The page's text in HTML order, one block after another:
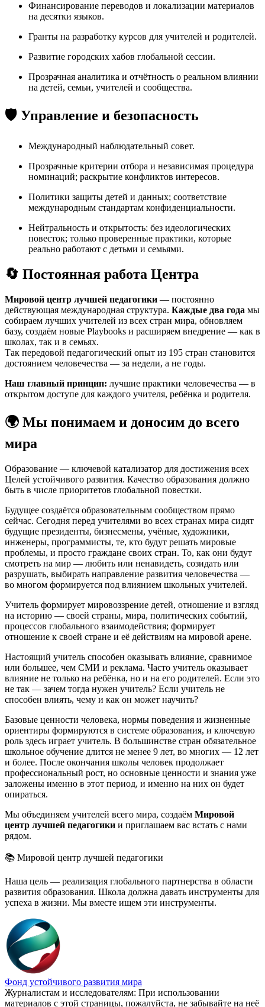
Финансирование переводов и локализации материалов
на десятки языков.
Гранты на разработку курсов для учителей и родителей.
Развитие городских хабов глобальной сессии.
Прозрачная аналитика и отчётность о реальном влиянии
на детей, семьи, учителей и сообщества.
🛡 Управление и безопасность
Международный наблюдательный совет.
Прозрачные критерии отбора и независимая процедура
номинаций; раскрытие конфликтов интересов.
Политики защиты детей и данных; соответствие
международным стандартам конфиденциальности.
Нейтральность и открытость: без идеологических
повесток; только проверенные практики, которые
реально работают с детьми и семьями.
🔄 Постоянная работа Центра
Мировой центр лучшей педагогики — постоянно
действующая международная структура. Каждые два года мы
собираем лучших учителей из всех стран мира, обновляем
базу, создаём новые Playbooks и расширяем внедрение — как в
школах, так и в семьях.
Так передовой педагогический опыт из 195 стран становится
достоянием человечества — за недели, а не годы.
Наш главный принцип: лучшие практики человечества — в
открытом доступе для каждого учителя, ребёнка и родителя.
🌍 Мы понимаем и доносим до всего
мира
Образование — ключевой катализатор для достижения всех
Целей устойчивого развития. Качество образования должно
быть в числе приоритетов глобальной повестки.
Будущее создаётся образовательным сообществом прямо
сейчас. Сегодня перед учителями во всех странах мира сидят
будущие президенты, бизнесмены, учёные, художники,
инженеры, программисты, те, кто будут решать мировые
проблемы, и просто граждане своих стран. То, как они будут
смотреть на мир — любить или ненавидеть, созидать или
разрушать, выбирать направление развития человечества —
во многом формируется под влиянием школьных учителей.
Учитель формирует мировоззрение детей, отношение и взгляд
на историю — своей страны, мира, политических событий,
процессов глобального взаимодействия; формирует
отношение к своей стране и её действиям на мировой арене.
Настоящий учитель способен оказывать влияние, сравнимое
или большее, чем СМИ и реклама. Часто учитель оказывает
влияние не только на ребёнка, но и на его родителей. Если это
не так — зачем тогда нужен учитель? Если учитель не
способен влиять, чему и как он может научить?
Базовые ценности человека, нормы поведения и жизненные
ориентиры формируются в системе образования, и ключевую
роль здесь играет учитель. В большинстве стран обязательное
школьное обучение длится не менее 9 лет, во многих — 12 лет
и более. После окончания школы человек продолжает
профессиональный рост, но основные ценности и знания уже
заложены именно в этот период, и именно на них он будет
опираться.
Мы объединяем учителей всего мира, создаём Мировой
центр лучшей педагогики и приглашаем вас встать с нами
рядом.
📚 Мировой центр лучшей педагогики
Наша цель — реализация глобального партнерства в области
развития образования. Школа должна давать инструменты для
успеха в жизни. Мы вместе ищем эти инструменты.
Фонд устойчивого развития мира
Журналистам и исследователям: При использовании
материалов с этой страницы, пожалуйста, не забывайте на неё